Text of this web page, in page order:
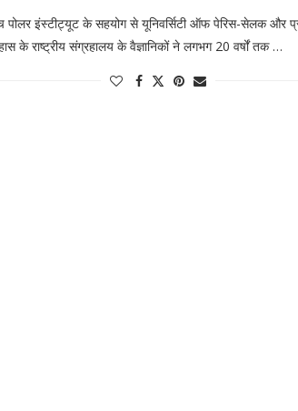
पोलर इंस्टीट्यूट के सहयोग से यूनिवर्सिटी ऑफ पेरिस-सेलक और
के राष्ट्रीय संग्रहालय के वैज्ञानिकों ने लगभग 20 वर्षों तक …